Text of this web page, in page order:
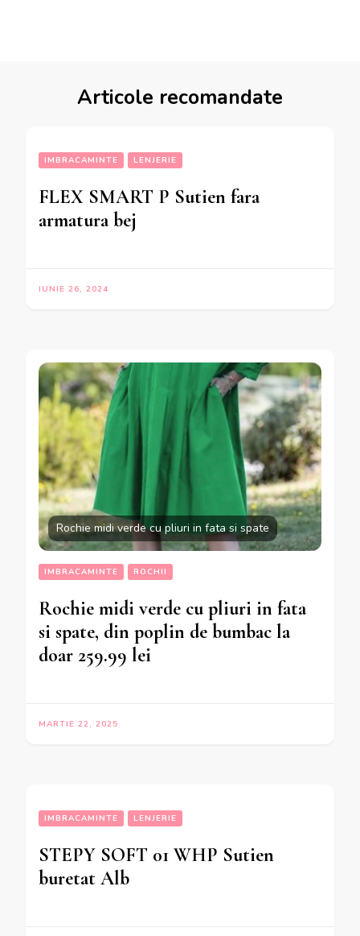
Articole recomandate
IMBRACAMINTE LENJERIE
FLEX SMART P Sutien fara
armatura bej
IUNIE 26, 2024
Rochie midi verde cu pliuri in fata si spate
IMBRACAMINTE ROCHII
Rochie midi verde cu pliuri in fata
si spate, din poplin de bumbac la
doar 259.99 lei
MARTIE 22, 2025
IMBRACAMINTE LENJERIE
STEPY SOFT 01 WHP Sutien
buretat Alb